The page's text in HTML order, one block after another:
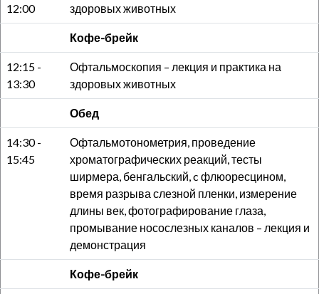
12:00
здоровых животных
Кофе-брейк
12:15 -
13:30
Офтальмоскопия – лекция и практика на
здоровых животных
Обед
14:30 -
15:45
Офтальмотонометрия, проведение
хроматографических реакций, тесты
ширмера, бенгальский, c флюоресцином,
время разрыва слезной пленки, измерение
длины век, фотографирование глаза,
промывание носослезных каналов – лекция и
демонстрация
Кофе-брейк